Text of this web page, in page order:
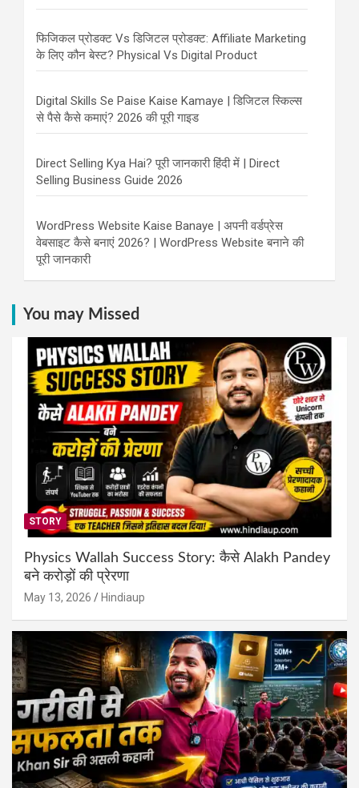
फिजिकल प्रोडक्ट Vs डिजिटल प्रोडक्ट: Affiliate Marketing
के लिए कौन बेस्ट? Physical Vs Digital Product
Digital Skills Se Paise Kaise Kamaye | डिजिटल स्किल्स
से पैसे कैसे कमाएं? 2026 की पूरी गाइड
Direct Selling Kya Hai? पूरी जानकारी हिंदी में | Direct
Selling Business Guide 2026
WordPress Website Kaise Banaye | अपनी वर्डप्रेस
वेबसाइट कैसे बनाएं 2026? | WordPress Website बनाने की
पूरी जानकारी
You may Missed
STORY
Physics Wallah Success Story: कैसे Alakh Pandey
बने करोड़ों की प्रेरणा
May 13, 2026 Hindiaup